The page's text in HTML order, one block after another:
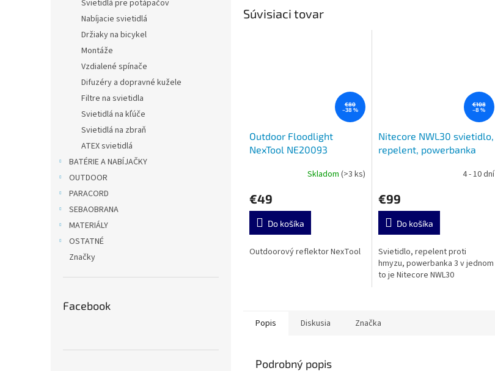
Svietidlá pre potápačov
Nabíjacie svietidlá
Držiaky na bicykel
Montáže
Vzdialené spínače
Difuzéry a dopravné kužele
Filtre na svietidla
Svietidlá na kľúče
Svietidlá na zbraň
ATEX svietidlá
BATÉRIE A NABÍJAČKY
OUTDOOR
PARACORD
SEBAOBRANA
MATERIÁLY
OSTATNÉ
Značky
Facebook
Súvisiaci tovar
€80
–38 %
Outdoor Floodlight
NexTool NE20093
Skladom (>3 ks)
€49
Do košíka
Outdoorový reflektor NexTool
€108
–8 %
Nitecore NWL30 svietidlo,
repelent, powerbanka
4 - 10 dní
€99
Do košíka
Svietidlo, repelent proti
hmyzu, powerbanka 3 v jednom
to je Nitecore NWL30
Popis Diskusia Značka
Podrobný popis